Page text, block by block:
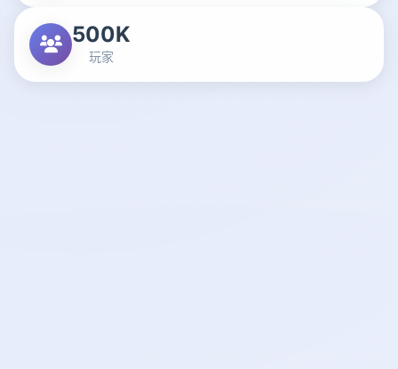
500K
玩家